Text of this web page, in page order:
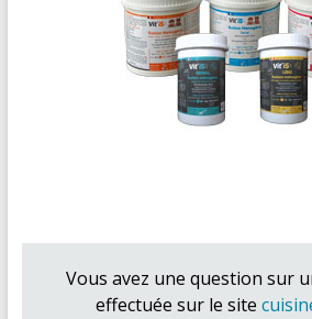
Vous avez une question sur
effectuée sur le site